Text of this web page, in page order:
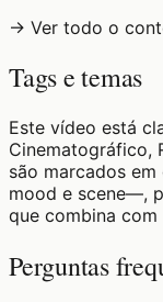
→ Ver todo o
Tags e temas
Este vídeo está
Cinematográfico,
são marcados
mood e scene—,
que combina
Perguntas